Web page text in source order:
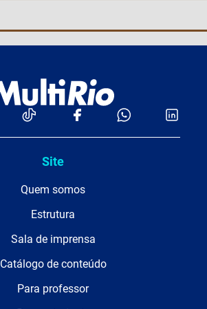
Site
Quem somos
Estrutura
Sala de imprensa
Catálogo de conteúdo
Para professor